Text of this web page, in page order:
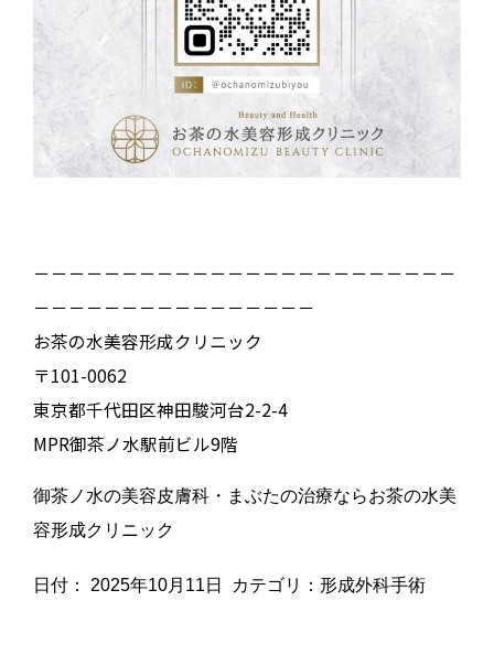
－－－－－－－－－－－－－－－－－－－－－－－－
－－－－－－－－－－－－－－－－
お茶の水美容形成クリニック
〒101-0062
東京都千代田区神田駿河台2-2-4
MPR御茶ノ水駅前ビル9階
御茶ノ水の美容皮膚科・まぶたの治療ならお茶の水美
容形成クリニック
日付： 2025年10月11日 カテゴリ： 形成外科手術